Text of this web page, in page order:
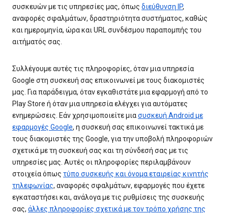
συσκευών με τις υπηρεσίες μας, όπως διεύθυνση IP,
αναφορές σφαλμάτων, δραστηριότητα συστήματος, καθώς
και ημερομηνία, ώρα και URL συνδέσμου παραπομπής του
αιτήματός σας.
Συλλέγουμε αυτές τις πληροφορίες, όταν μια υπηρεσία
Google στη συσκευή σας επικοινωνεί με τους διακομιστές
μας. Για παράδειγμα, όταν εγκαθιστάτε μια εφαρμογή από το
Play Store ή όταν μια υπηρεσία ελέγχει για αυτόματες
ενημερώσεις. Εάν χρησιμοποιείτε μιασυσκευή Android με
εφαρμογές Google, η συσκευή σας επικοινωνεί τακτικά με
τους διακομιστές της Google, για την υποβολή πληροφοριών
σχετικά με τη συσκευή σας και τη σύνδεσή σας με τις
υπηρεσίες μας. Αυτές οι πληροφορίες περιλαμβάνουν
στοιχεία όπως τύπο συσκευής και όνομα εταιρείας κινητής
τηλεφωνίας, αναφορές σφαλμάτων, εφαρμογές που έχετε
εγκαταστήσει και, ανάλογα με τις ρυθμίσεις της συσκευής
σας, άλλες πληροφορίες σχετικά με τον τρόπο χρήσης της